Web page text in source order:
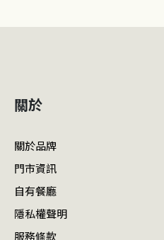
關於
關於品牌
門市資訊
自有餐廳
隱私權聲明
服務條款